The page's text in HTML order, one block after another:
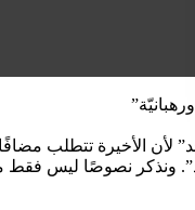
الأخيرة تتطلب